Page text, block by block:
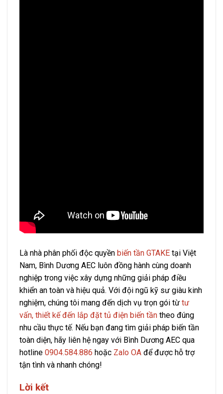
Là nhà phân phối độc quyền biến tần GTAKE tại Việt
Nam, Bình Dương AEC luôn đồng hành cùng doanh
nghiệp trong việc xây dựng những giải pháp điều
khiển an toàn và hiệu quả. Với đội ngũ kỹ sư giàu kinh
nghiệm, chúng tôi mang đến dịch vụ trọn gói từ tư
vấn, thiết kế đến lắp đặt tủ điện biến tần theo đúng
nhu cầu thực tế. Nếu bạn đang tìm giải pháp biến tần
toàn diện, hãy liên hệ ngay với Bình Dương AEC qua
hotline 0904.584.886 hoặc Zalo OA để được hỗ trợ
tận tình và nhanh chóng!
Lời kết